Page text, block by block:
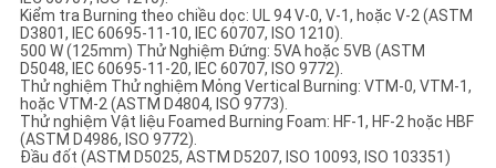
MẬT
Kiểm tra Burning theo chiều dọc: UL 94 V-0, V-1, hoặc V-2 (ASTM
D3801, IEC 60695-11-10, IEC 60707, ISO 1210).
500 W (125mm) Thử Nghiệm Đứng: 5VA hoặc 5VB (ASTM
D5048, IEC 60695-11-20, IEC 60707, ISO 9772).
Thử nghiệm Thử nghiệm Mỏng Vertical Burning: VTM-0, VTM-1,
hoặc VTM-2 (ASTM D4804, ISO 9773).
Thử nghiệm Vật liệu Foamed Burning Foam: HF-1, HF-2 hoặc HBF
(ASTM D4986, ISO 9772).
Đầu đốt (ASTM D5025, ASTM D5207, ISO 10093, ISO 103351)